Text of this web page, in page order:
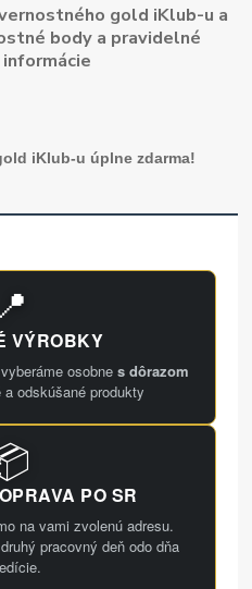
gold iKlub-u a
body a pravidelné
iKlub-u úplne zdarma!
VÝROBKY
osobne s dôrazom
a odskúšané produkty
PO SR
na vami zvolenú adresu.
pracovný deň odo dňa